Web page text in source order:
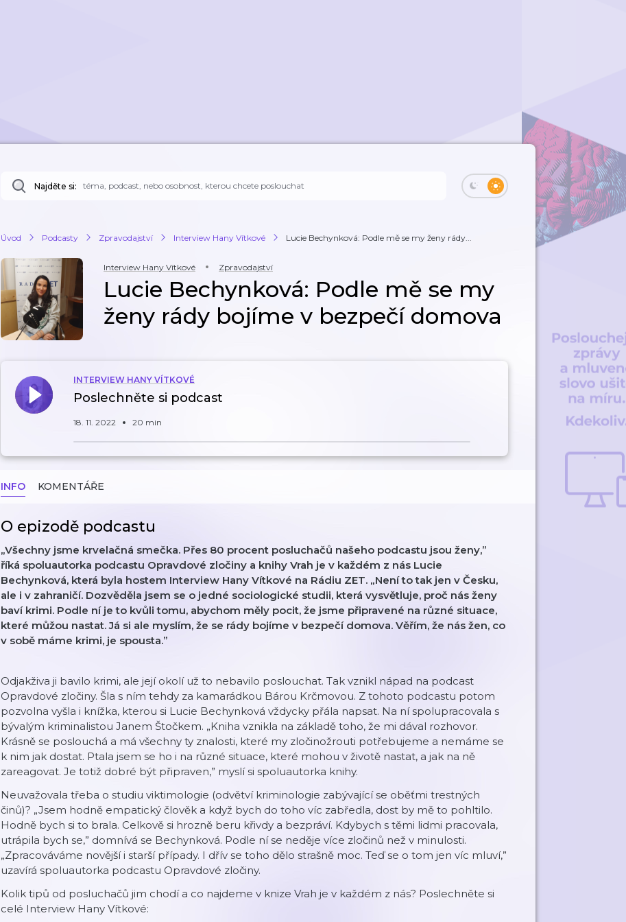
Najděte si:
Úvod Podcasty Zpravodajství Interview Hany Vítkové Lucie Bechynková: Podle mě se my ženy rády...
Interview Hany Vítkové Zpravodajství
Lucie Bechynková: Podle mě se my
ženy rády bojíme v bezpečí domova
INTERVIEW HANY VÍTKOVÉ
Poslechněte si podcast
18. 11. 2022 20 min
INFO KOMENTÁŘE
O epizodě podcastu
„Všechny jsme krvelačná smečka. Přes 80 procent posluchačů našeho podcastu jsou ženy,”
říká spoluautorka podcastu Opravdové zločiny a knihy Vrah je v každém z nás Lucie
Bechynková, která byla hostem Interview Hany Vítkové na Rádiu ZET. „Není to tak jen v Česku,
ale i v zahraničí. Dozvěděla jsem se o jedné sociologické studii, která vysvětluje, proč nás ženy
baví krimi. Podle ní je to kvůli tomu, abychom měly pocit, že jsme připravené na různé situace,
které můžou nastat. Já si ale myslím, že se rády bojíme v bezpečí domova. Věřím, že nás žen, co
v sobě máme krimi, je spousta.”
Odjakživa ji bavilo krimi, ale její okolí už to nebavilo poslouchat. Tak vznikl nápad na podcast
Opravdové zločiny. Šla s ním tehdy za kamarádkou Bárou Krčmovou. Z tohoto podcastu potom
pozvolna vyšla i knížka, kterou si Lucie Bechynková vždycky přála napsat. Na ní spolupracovala s
bývalým kriminalistou Janem Štočkem. „Kniha vznikla na základě toho, že mi dával rozhovor.
Krásně se poslouchá a má všechny ty znalosti, které my zločinožrouti potřebujeme a nemáme se
k nim jak dostat. Ptala jsem se ho i na různé situace, které mohou v životě nastat, a jak na ně
zareagovat. Je totiž dobré být připraven,” myslí si spoluautorka knihy.
Neuvažovala třeba o studiu viktimologie (odvětví kriminologie zabývající se oběťmi trestných
činů)? „Jsem hodně empatický člověk a když bych do toho víc zabředla, dost by mě to pohltilo.
Hodně bych si to brala. Celkově si hrozně beru křivdy a bezpráví. Kdybych s těmi lidmi pracovala,
utrápila bych se,” domnívá se Bechynková. Podle ní se neděje více zločinů než v minulosti.
„Zpracováváme novější i starší případy. I dřív se toho dělo strašně moc. Teď se o tom jen víc mluví,”
uzavírá spoluautorka podcastu Opravdové zločiny.
Kolik tipů od posluchačů jim chodí a co najdeme v knize Vrah je v každém z nás? Poslechněte si
celé Interview Hany Vítkové: